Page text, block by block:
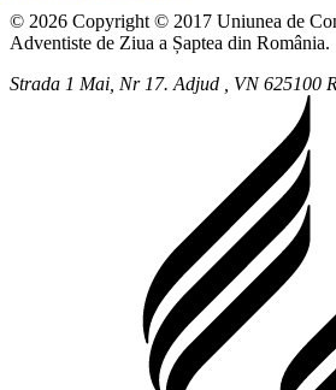
© 2026 Copyright © 2017 Uniunea de
Adventiste de Ziua a Șaptea din România.
Strada 1 Mai, Nr 17.Adjud , VN 625100